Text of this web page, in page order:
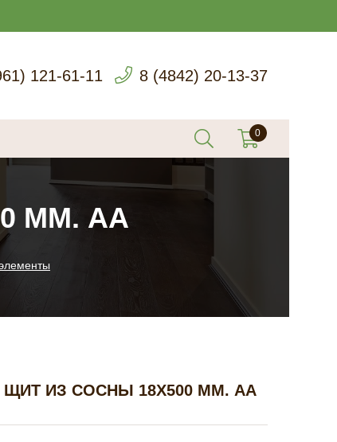
121-61-11 8 (4842) 20-13-37
ММ. AA
ИЗ СОСНЫ 18Х500 ММ. AA